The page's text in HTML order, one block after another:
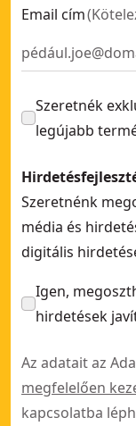
Email cím(
Szeretnék
legújabb
Szeretnénk
média és
digitális
Igen,
hirdetések
Az adatait az
megfelelően
kapcsolatba